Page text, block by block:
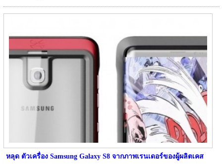
หลุด ตัวเครื่อง Samsung Galaxy S8 จากภาพเรนเดอร์ของผู้ผลิตเคส